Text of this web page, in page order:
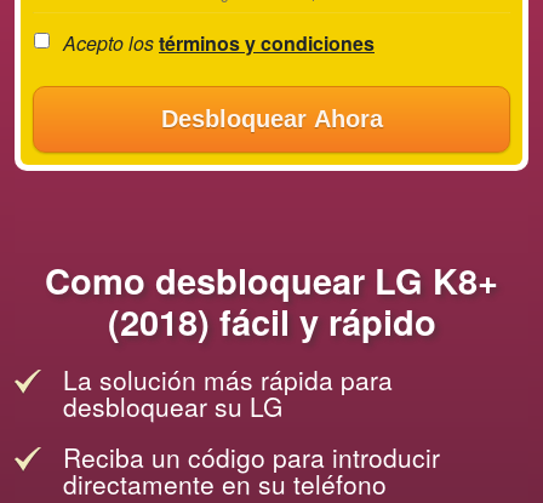
Acepto lostérminos y condiciones
Desbloquear Ahora
Como desbloquear LG K8+
(2018) fácil y rápido
La solución más rápida para
desbloquear su LG
Reciba un código para introducir
directamente en su teléfono